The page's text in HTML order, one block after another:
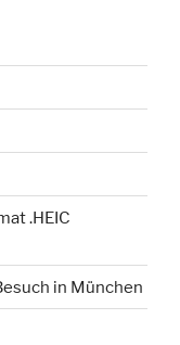
.HEIC
in München